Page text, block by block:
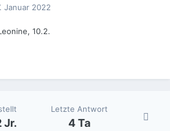
Januar 2022
10.2.
Jr.
Letzte Antwort
4 Ta